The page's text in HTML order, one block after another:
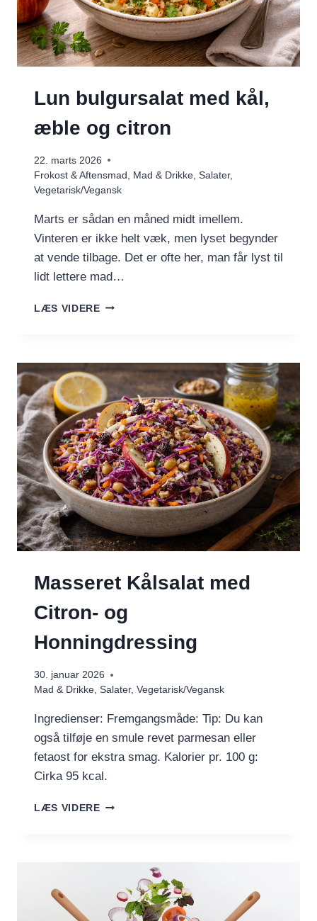
Lun bulgursalat med kål,
æble og citron
22. marts 2026
Frokost & Aftensmad
Mad & Drikke Salater,
Vegetarisk/Vegansk
Marts er sådan en måned midt imellem.
Vinteren er ikke helt væk, men lyset begynder
at vende tilbage. Det er ofte her, man får lyst til
lidt lettere mad…
LÆS VIDERELUN
ÆBLE
OG
CITRON
Masseret Kålsalat med
Citron- og
Honningdressing
30. januar 2026
Mad & Drikke, Salater, Vegetarisk/Vegansk
Ingredienser: Fremgangsmåde: Tip: Du kan
også tilføje en smule revet parmesan eller
fetaost for ekstra smag. Kalorier pr. 100 g:
Cirka 95 kcal.
LÆS VIDEREMASSERET
HONNINGDRESSING